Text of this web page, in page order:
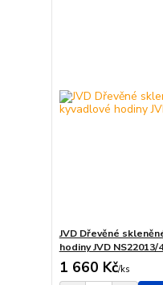
JVD Dřevěné
hodiny JVD NS22013/
1 660 Kč/ks